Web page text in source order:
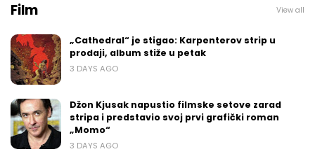
Film View all
„Cathedral“ je stigao: Karpenterov strip u
prodaji, album stiže u petak
3 DAYS AGO
Džon Kjusak napustio filmske setove zarad
stripa i predstavio svoj prvi grafički roman
„Momo“
3 DAYS AGO